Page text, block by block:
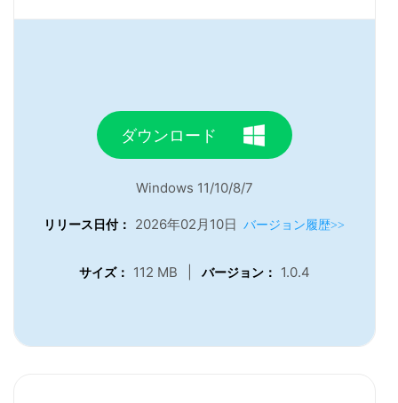
ダウンロード
Windows 11/10/8/7
リリース日付： 2026年02月10日 バージョン履歴>>
サイズ： 112 MB バージョン： 1.0.4